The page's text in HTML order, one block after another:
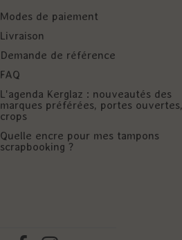
Modes de paiement
Livraison
Demande de référence
FAQ
L'agenda Kerglaz : nouveautés des
marques préférées, portes ouvertes,
crops
Quelle encre pour mes tampons
scrapbooking ?